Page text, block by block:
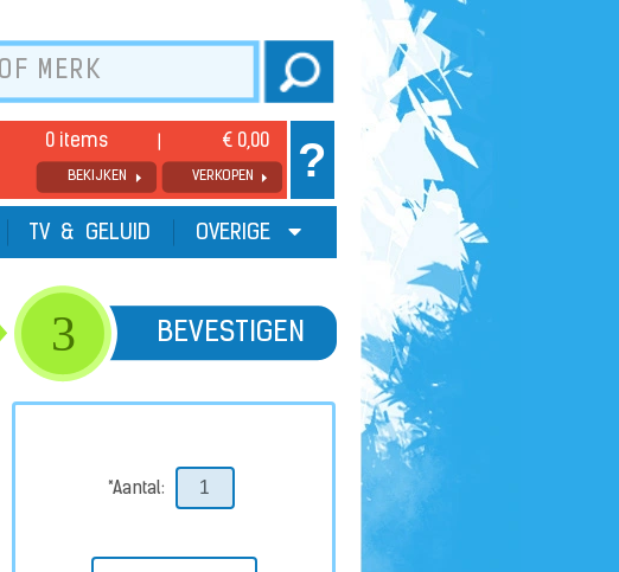
0 items € 0,00
BEKIJKEN VERKOPEN ?
TV & GELUID OVERIGE
3 BEVESTIGEN
*Aantal: